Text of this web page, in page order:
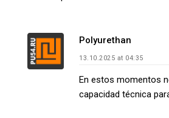
Polyurethan
13.10.2025 at 04:35
En estos momentos
capacidad técnica